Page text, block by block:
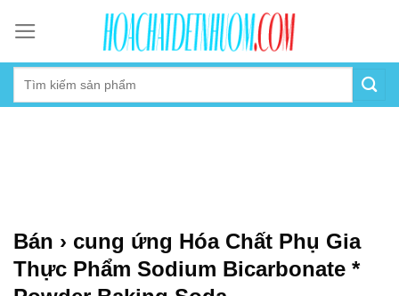
content
Bán › cung ứng Hóa Chất Phụ Gia
Thực Phẩm Sodium Bicarbonate *